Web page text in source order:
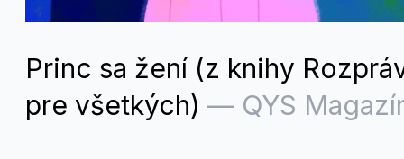
Princ sa žení (z knihy
pre všetkých) — QYS